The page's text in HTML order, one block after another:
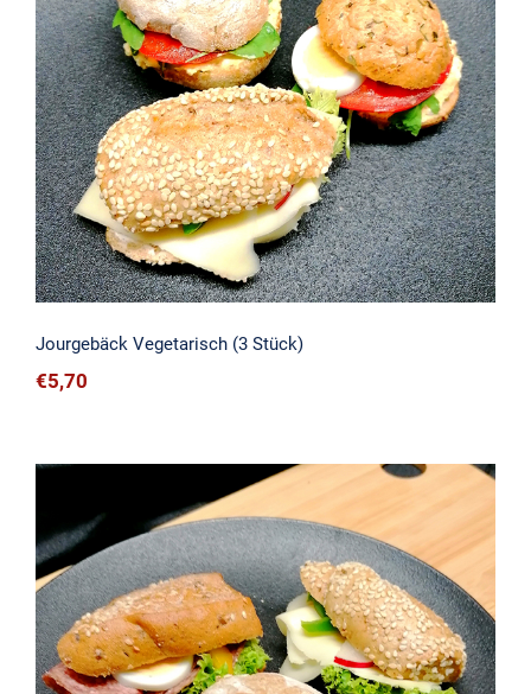
Jourgebäck Vegetarisch (3 Stück)
Jourgebäck Vegetarisch (3 Stück)
€5,70